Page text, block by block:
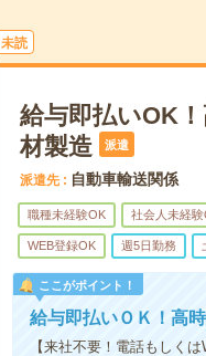
未読
給与即払いOK
材製造
派遣
派遣先 自動車輸送関係
職種未経験OK 社会人未経験
WEB登録OK 週5日勤務
ここがポイント！
給与即払いＯＫ！高
【来社不要！電話もしく